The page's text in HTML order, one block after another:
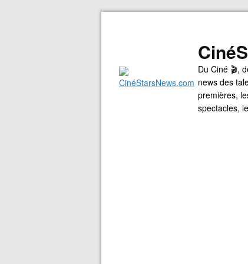
Du Ciné 🎬,
news des
premières,
spectacles,